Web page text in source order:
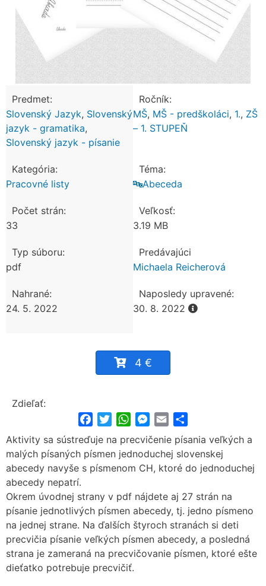
Predmet:
Slovenský Jazyk, Slovenský
jazyk - gramatika,
Slovenský jazyk - písanie
Ročník:
MŠ, MŠ - predškoláci, 1., ZŠ
– 1. STUPEŇ
Kategória:
Pracovné listy
Téma:
🔤Abeceda
Počet strán:
33
Veľkosť:
3.19 MB
Typ súboru:
pdf
Predávajúci
Michaela Reicherová
Nahrané:
24. 5. 2022
Naposledy upravené:
30. 8. 2022
4 €
Zdieľať:
FacebookTwitterWhatsApp
Messenger
Email
Aktivity sa sústreďuje na precvičenie písania veľkých a
malých písaných písmen jednoduchej slovenskej
abecedy navyše s písmenom CH, ktoré do jednoduchej
abecedy nepatrí.
Okrem úvodnej strany v pdf nájdete aj 27 strán na
písanie jednotlivých písmen abecedy, tj. jedno písmeno
na jednej strane. Na ďalších štyroch stranách si deti
precvičia písanie veľkých písmen abecedy, a posledná
strana je zameraná na precvičovanie písmen, ktoré ešte
dieťatko potrebuje precvičiť.